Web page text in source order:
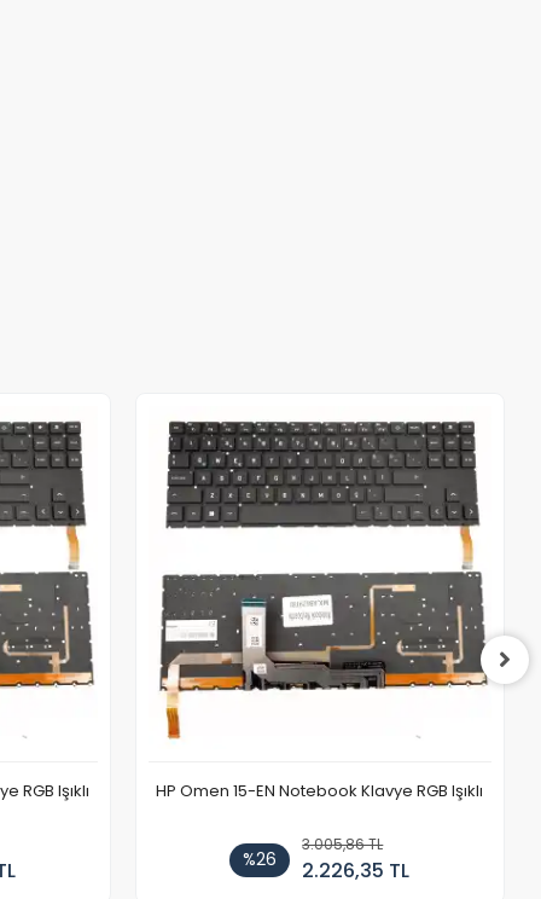
RGB Işıklı HP Omen 15-EN Notebook Klavye RGB Işıklı
%26
3.005,86 TL
2.226,35 TL